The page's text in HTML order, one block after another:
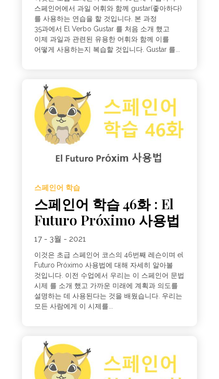
스페인어에서 과일 어휘와 함께 gustar(좋아하다)
를 사용하는 연습을 할 것입니다. 본 과정
35과에서 El Verbo Gustar 를 처음 소개 했고
이제 과일과 관련된 유용한 어휘와 함께 이를
어떻게 사용하는지 복습할 것입니다. Gustar 를...
스페인어 학습
스페인어 학습 46화 : El
Futuro Próximo 사용법
17 - 3월 - 2021
이것은 초급 스페인어 코스의 46번째 레슨이며 el
Futuro Próximo 사용법에 대해 자세히 알아볼
것입니다. 이전 수업에서 우리는 이 스페인어 문법
시제 를 소개 했고 가까운 미래에 계획과 의도를
설명하는 데 사용된다는 것을 배웠습니다. 우리는
모든 사람에게 이 시제를...